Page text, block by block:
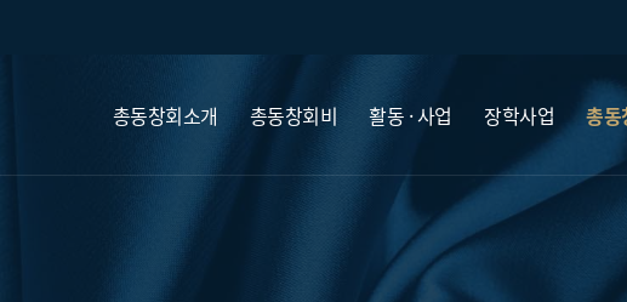
총동창회소개 총동창회비 활동 · 사업 장학사업 총동